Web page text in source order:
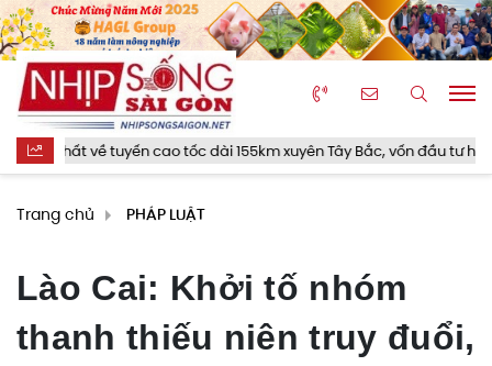
về tuyến cao tốc dài 155km xuyên Tây Bắc, vốn đầu tư hơn 23.000
Trang chủ PHÁP LUẬT
Lào Cai: Khởi tố nhóm
thanh thiếu niên truy đuổi,